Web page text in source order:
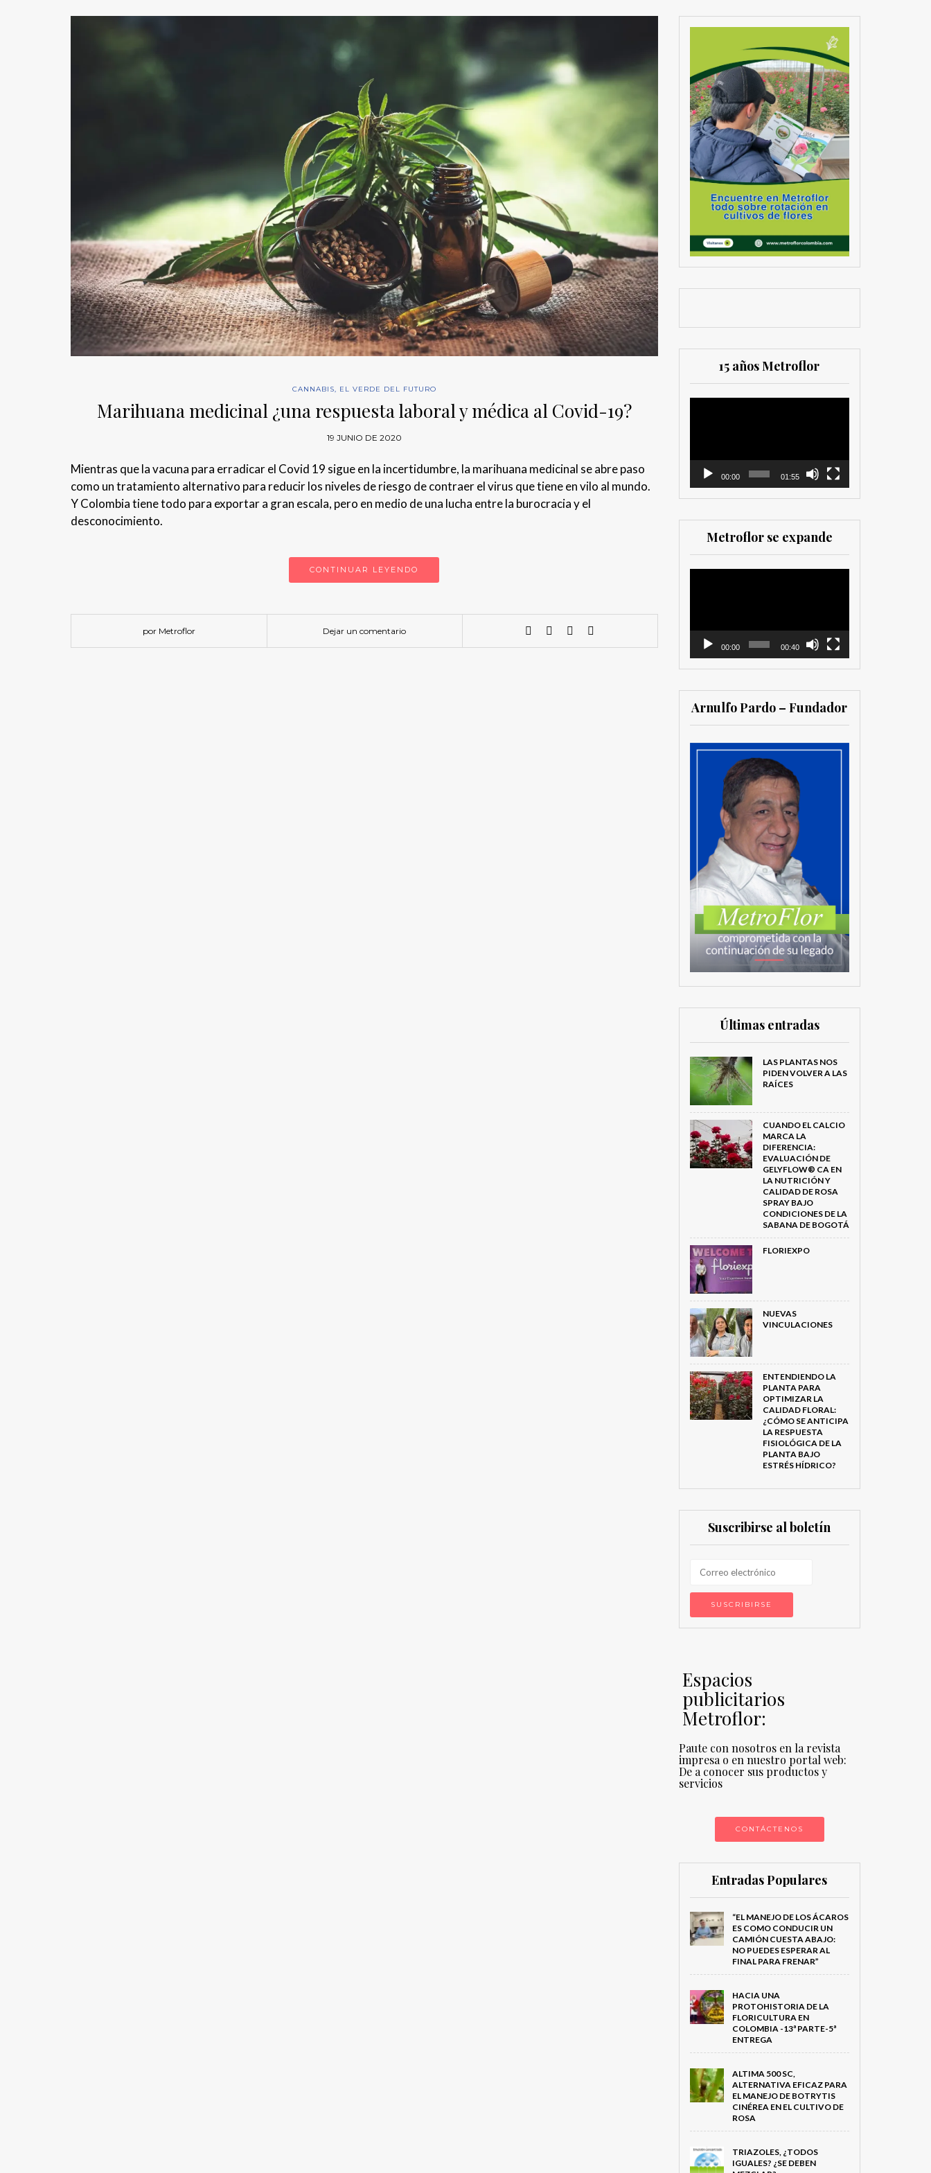
CANNABIS, EL VERDE DEL FUTURO
Marihuana medicinal ¿una respuesta laboral y médica al Covid-19?
19 JUNIO DE 2020
Mientras que la vacuna para erradicar el Covid 19 sigue en la incertidumbre, la marihuana medicinal se abre paso
como un tratamiento alternativo para reducir los niveles de riesgo de contraer el virus que tiene en vilo al mundo.
Y Colombia tiene todo para exportar a gran escala, pero en medio de una lucha entre la burocracia y el
desconocimiento.
CONTINUAR LEYENDO
por Metroflor Dejar un comentario
15 años Metroflor
00:00 01:55
Metroflor se expande
00:00 00:40
Arnulfo Pardo – Fundador
Últimas entradas
LAS PLANTAS NOS
PIDEN VOLVER A LAS
RAÍCES
CUANDO EL CALCIO
MARCA LA
DIFERENCIA:
EVALUACIÓN DE
GELYFLOW® CA EN
LA NUTRICIÓN Y
CALIDAD DE ROSA
SPRAY BAJO
CONDICIONES DE LA
SABANA DE BOGOTÁ
FLORIEXPO
NUEVAS
VINCULACIONES
ENTENDIENDO LA
PLANTA PARA
OPTIMIZAR LA
CALIDAD FLORAL:
¿CÓMO SE ANTICIPA
LA RESPUESTA
FISIOLÓGICA DE LA
PLANTA BAJO
ESTRÉS HÍDRICO?
Suscribirse al boletín
Espacios
publicitarios
Metroflor:
Paute con nosotros en la revista
impresa o en nuestro portal web:
De a conocer sus productos y
servicios
CONTÁCTENOS
Entradas Populares
“EL MANEJO DE LOS ÁCAROS
ES COMO CONDUCIR UN
CAMIÓN CUESTA ABAJO:
NO PUEDES ESPERAR AL
FINAL PARA FRENAR”
HACIA UNA
PROTOHISTORIA DE LA
FLORICULTURA EN
COLOMBIA -13ª PARTE-5ª
ENTREGA
ALTIMA 500 SC,
ALTERNATIVA EFICAZ PARA
EL MANEJO DE BOTRYTIS
CINÉREA EN EL CULTIVO DE
ROSA
TRIAZOLES, ¿TODOS
IGUALES? ¿SE DEBEN